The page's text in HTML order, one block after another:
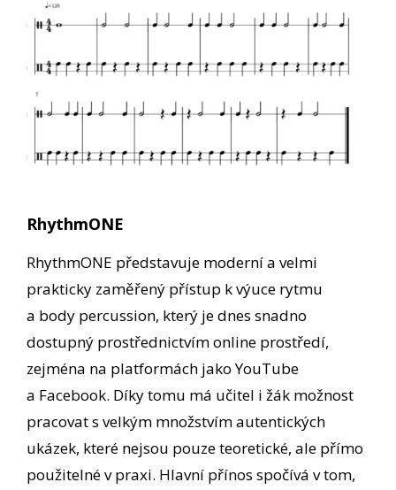
RhythmONE
RhythmONE představuje moderní a velmi
prakticky zaměřený přístup k výuce rytmu
a body percussion, který je dnes snadno
dostupný prostřednictvím online prostředí,
zejména na platformách jako YouTube
a Facebook. Díky tomu má učitel i žák možnost
pracovat s velkým množstvím autentických
ukázek, které nejsou pouze teoretické, ale přímo
použitelné v praxi. Hlavní přínos spočívá v tom,